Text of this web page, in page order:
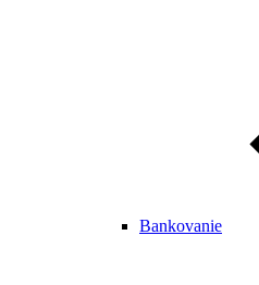
Bankovanie